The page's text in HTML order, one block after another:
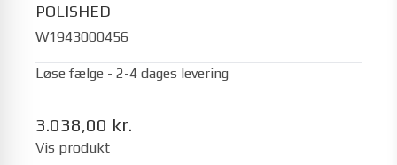
POLISHED
W1943000456
Løse fælge - 2-4 dages levering
3.038,00 kr.
Vis produkt